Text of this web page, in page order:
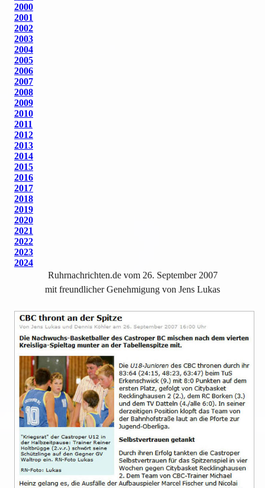
2000
2001
2002
2003
2004
2005
2006
2007
2008
2009
2010
2011
2012
2013
2014
2015
2016
2017
2018
2019
2020
2021
2022
2023
2024
Ruhrnachrichten.de vom 26. September 2007
mit freundlicher Genehmigung von Jens Lukas